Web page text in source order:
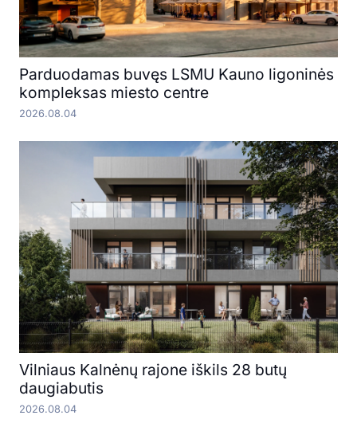
Parduodamas buvęs LSMU Kauno ligoninės
kompleksas miesto centre
2026.08.04
Vilniaus Kalnėnų rajone iškils 28 butų
daugiabutis
2026.08.04